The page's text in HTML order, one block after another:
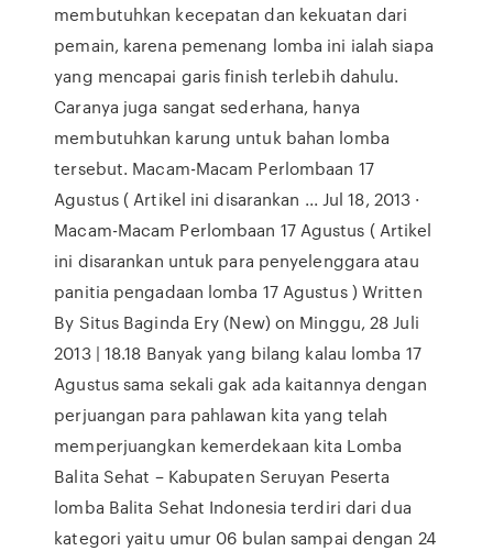
membutuhkan kecepatan dan kekuatan dari
pemain, karena pemenang lomba ini ialah siapa
yang mencapai garis finish terlebih dahulu.
Caranya juga sangat sederhana, hanya
membutuhkan karung untuk bahan lomba
tersebut. Macam-Macam Perlombaan 17
Agustus ( Artikel ini disarankan ... Jul 18, 2013 ·
Macam-Macam Perlombaan 17 Agustus ( Artikel
ini disarankan untuk para penyelenggara atau
panitia pengadaan lomba 17 Agustus ) Written
By Situs Baginda Ery (New) on Minggu, 28 Juli
2013 | 18.18 Banyak yang bilang kalau lomba 17
Agustus sama sekali gak ada kaitannya dengan
perjuangan para pahlawan kita yang telah
memperjuangkan kemerdekaan kita Lomba
Balita Sehat – Kabupaten Seruyan Peserta
lomba Balita Sehat Indonesia terdiri dari dua
kategori yaitu umur 06 bulan sampai dengan 24